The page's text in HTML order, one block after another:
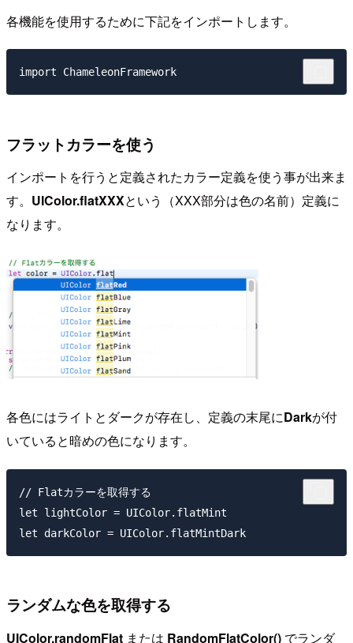
各機能を使用するために下記をインポートします。
フラットカラーを使う
インポートを行うと定義されたカラー定義を使う事が出来ま
す。 UIColor.flatXXXという（XXX部分は色の名前）定義に
なります。
各色にはライトとダークが存在し、定義の末尾にDarkが付
いていると暗めの色になります。
// Flatカラーを取得する
let lightColor = UIColor.flatMint
ランダムな色を取得する
UIColor.randomFlat または RandomFlatColor() でランダ